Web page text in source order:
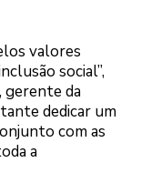
valores
social”,
gerente da
dedicar um
com as
a